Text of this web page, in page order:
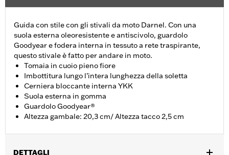
Guida con stile con gli stivali da moto Darnel. Con una
suola esterna oleoresistente e antiscivolo, guardolo
Goodyear e fodera interna in tessuto a rete traspirante,
questo stivale è fatto per andare in moto.
Tomaia in cuoio pieno fiore
Imbottitura lungo l’intera lunghezza della soletta
Cerniera bloccante interna YKK
Suola esterna in gomma
Guardolo Goodyear®
Altezza gambale: 20,3 cm/ Altezza tacco 2,5 cm
DETTAGLI